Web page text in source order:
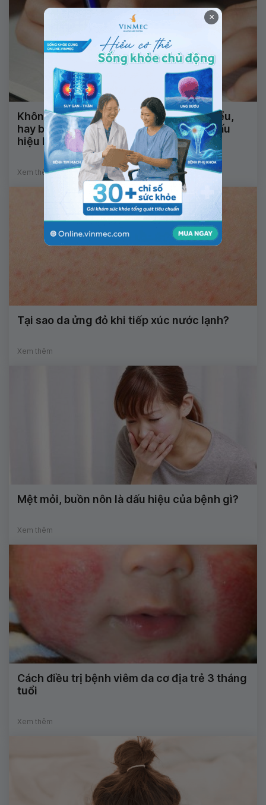
Không nói được, nhìn mặt chữ không hiểu,
hay bị động kinh và tê đầu ngón tay là dấu
hiệu bệnh gì?
Xem thêm
Tại sao da ửng đỏ khi tiếp xúc nước lạnh?
Xem thêm
Mệt mỏi, buồn nôn là dấu hiệu của bệnh gì?
Xem thêm
Cách điều trị bệnh viêm da cơ địa trẻ 3 tháng
tuổi
Xem thêm
×